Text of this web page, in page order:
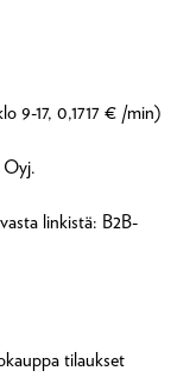
9-17, 0,1717 € /min)
Oyj.
linkistä: B2B-
tilaukset